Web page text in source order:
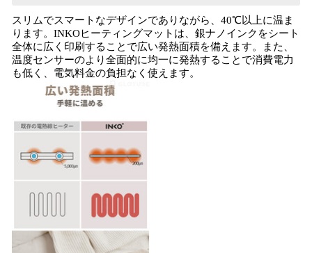
スリムでスマートなデザインでありながら、40℃以上に温ま
ります。INKOヒーティングマットは、銀ナノインクをシート
全体に広く印刷することで広い発熱面積を備えます。また、
温度センサーのより全面的に均一に発熱することで消費電力
も低く、電気料金の負担なく使えます。